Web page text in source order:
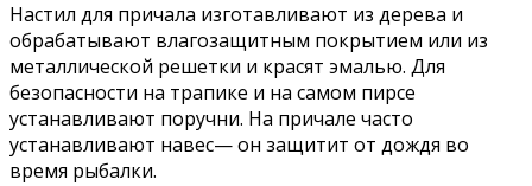
Настил для причала изготавливают из дерева и
обрабатывают влагозащитным покрытием или из
металлической решетки и красят эмалью. Для
безопасности на трапике и на самом пирсе
устанавливают поручни. На причале часто
устанавливают навес— он защитит от дождя во
время рыбалки.